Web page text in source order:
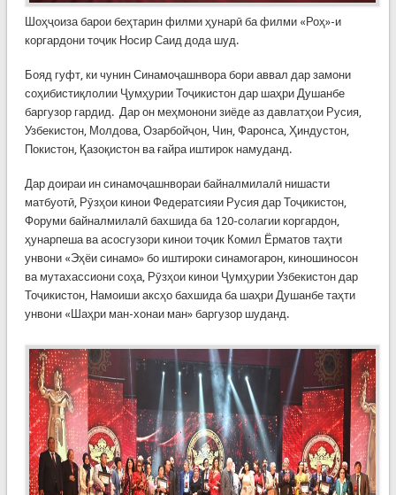
Шоҳҷоиза барои беҳтарин филми ҳунарӣ ба филми «Роҳ»-и
коргардони тоҷик Носир Саид дода шуд.
Бояд гуфт, ки чунин Синамоҷашнвора бори аввал дар замони
соҳибистиқлолии Ҷумҳурии Тоҷикистон дар шаҳри Душанбе
баргузор гардид. Дар он меҳмонони зиёде аз давлатҳои Русия,
Узбекистон, Молдова, Озарбойҷон, Чин, Фаронса, Ҳиндустон,
Покистон, Қазоқистон ва ғайра иштирок намуданд.
Дар доираи ин синамоҷашнвораи байналмилалӣ нишасти
матбуотӣ, Рӯзҳои кинои Федератсияи Русия дар Тоҷикистон,
Форуми байналмилалӣ бахшида ба 120-солагии коргардон,
ҳунарпеша ва асосгузори кинои тоҷик Комил Ёрматов таҳти
унвони «Эҳёи синамо» бо иштироки синамогарон, киношиносон
ва мутахассиони соҳа, Рӯзҳои кинои Ҷумҳурии Узбекистон дар
Тоҷикистон, Намоиши аксҳо бахшида ба шаҳри Душанбе таҳти
унвони «Шаҳри ман-хонаи ман» баргузор шуданд.